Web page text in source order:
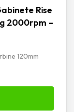
Rise
2000rpm –
120mm